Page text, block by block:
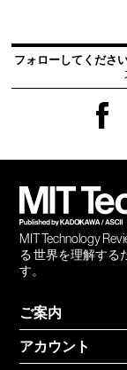
フォローしてくださ
MIT Technology
る 世界を理解する
す。
ご案内
アカウント